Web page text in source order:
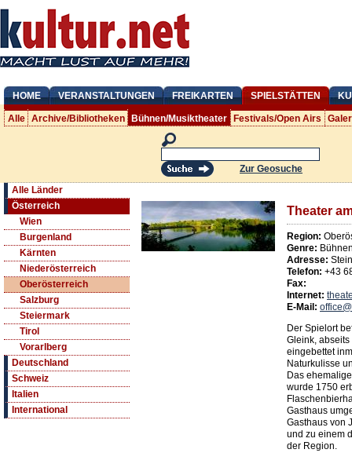
HOME VERANSTALTUNGEN FREIKARTEN SPIELSTÄTTEN
Alle Archive/Bibliotheken Bühnen/Musiktheater Festivals/Open Airs
Zur Geosuche
Alle Länder
Österreich
Wien
Burgenland
Kärnten
Niederösterreich
Oberösterreich
Salzburg
Steiermark
Tirol
Vorarlberg
Deutschland
Schweiz
Italien
International
Theater
Region:
Genre:
Adresse:
Telefon: +43
Fax:
Internet:
E-Mail:
Der Spielort
Gleink,
eingebettet
Naturkulisse
Das
wurde 1750
Gasthaus
Gasthaus von
und zu einem
der Region.